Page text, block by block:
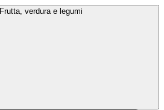
Frutta, verdura e legumi